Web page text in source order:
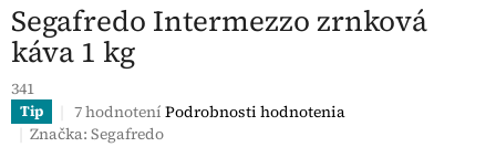
Segafredo Intermezzo zrnková
káva 1 kg
341
Tip
Priemerné
hodnotenie
7 hodnotení Podrobnosti hodnotenia
Značka:Segafredo